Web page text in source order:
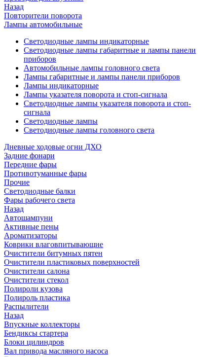
Назад
Повторители поворота
Лампы автомобильные
Светодиодные лампы индикаторные
Светодиодные лампы габаритные и лампы панели
приборов
Автомобильные лампы головного света
Лампы габаритные и лампы панели приборов
Лампы индикаторные
Лампы указателя поворота и стоп-сигнала
Светодиодные лампы указателя поворота и стоп-
сигнала
Светодиодные лампы
Светодиодные лампы головного света
Дневные ходовые огни ДХО
Задние фонари
Передние фары
Противотуманные фары
Прочие
Светодиодные балки
Фары рабочего света
Назад
Автошампуни
Активные пены
Ароматизаторы
Коврики влаговпитывающие
Очистители битумных пятен
Очистители пластиковых поверхностей
Очистители салона
Очистители стекол
Полироли кузова
Полироль пластика
Распылители
Назад
Впускные коллекторы
Бендиксы стартера
Блоки цилиндров
Вал привода масляного насоса